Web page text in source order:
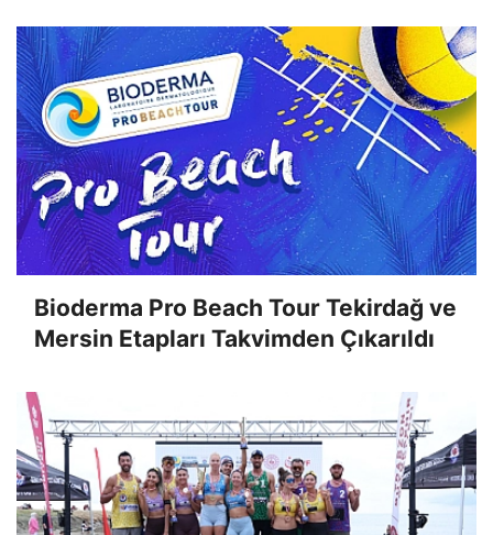
Bioderma Pro Beach Tour Tekirdağ ve
Mersin Etapları Takvimden Çıkarıldı